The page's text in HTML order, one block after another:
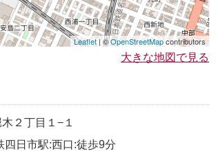
Leaflet | ©OpenStreetMapcontributors
大きな地図で見る
２丁目１−１
四日市駅:西口:徒歩9分